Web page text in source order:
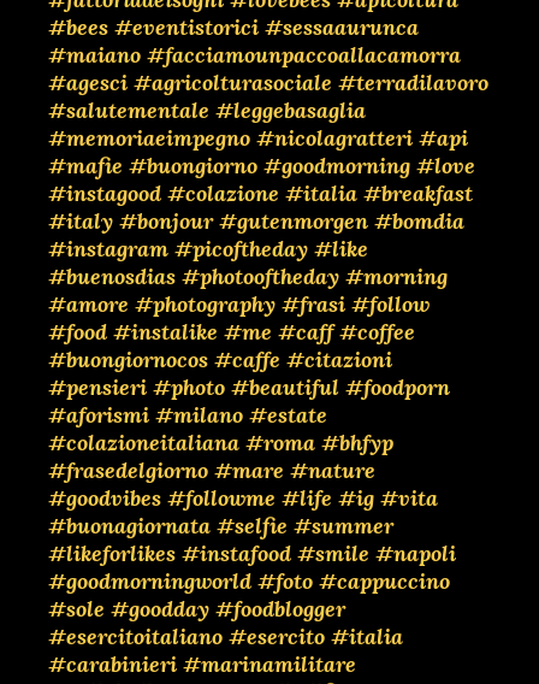
#bees #eventistorici #sessaaurunca
#maiano #facciamounpaccoallacamorra
#agesci #agricolturasociale #terradilavoro
#salutementale #leggebasaglia
#memoriaeimpegno #nicolagratteri #api
#mafie #buongiorno #goodmorning #love
#instagood #colazione #italia #breakfast
#italy #bonjour #gutenmorgen #bomdia
#instagram #picoftheday #like
#buenosdias #photooftheday #morning
#amore #photography #frasi #follow
#food #instalike #me #caff #coffee
#buongiornocos #caffe #citazioni
#pensieri #photo #beautiful #foodporn
#aforismi #milano #estate
#colazioneitaliana #roma #bhfyp
#frasedelgiorno #mare #nature
#goodvibes #followme #life #ig #vita
#buonagiornata #selfie #summer
#likeforlikes #instafood #smile #napoli
#goodmorningworld #foto #cappuccino
#sole #goodday #foodblogger
#esercitoitaliano #esercito #italia
#carabinieri #marinamilitare